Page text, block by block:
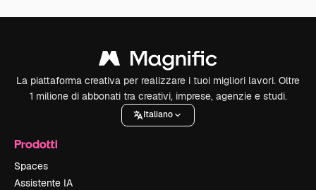
La piattaforma creativa per realizzare i tuoi migliori lavori. Oltre
1 milione di abbonati tra creativi, imprese, agenzie e studi.
Italiano
Prodotti
Spaces
Assistente IA